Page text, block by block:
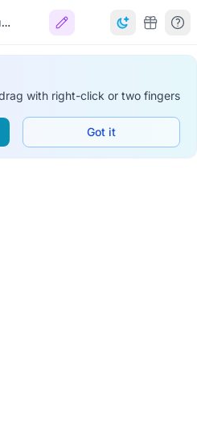
Թափոններից Հայաստանի տեսարժան վայրերի մոդելների ստեղծում
with right-click or two fingers
Got it